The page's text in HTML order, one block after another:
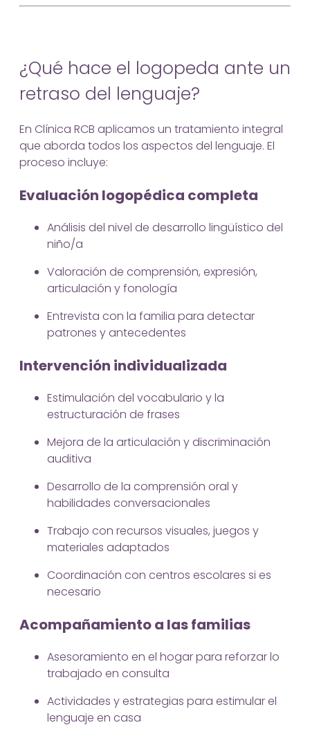
¿Qué hace el logopeda ante un
retraso del lenguaje?
En Clínica RCB aplicamos un tratamiento integral
que aborda todos los aspectos del lenguaje. El
proceso incluye:
Evaluación logopédica completa
Análisis del nivel de desarrollo lingüístico del
niño/a
Valoración de comprensión, expresión,
articulación y fonología
Entrevista con la familia para detectar
patrones y antecedentes
Intervención individualizada
Estimulación del vocabulario y la
estructuración de frases
Mejora de la articulación y discriminación
auditiva
Desarrollo de la comprensión oral y
habilidades conversacionales
Trabajo con recursos visuales, juegos y
materiales adaptados
Coordinación con centros escolares si es
necesario
Acompañamiento a las familias
Asesoramiento en el hogar para reforzar lo
trabajado en consulta
Actividades y estrategias para estimular el
lenguaje en casa